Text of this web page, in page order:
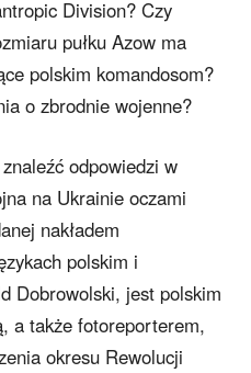
Division? Czy
pułku Azow ma
polskim komandosom?
o zbrodnie wojenne?
odpowiedzi w
na Ukrainie oczami
nakładem
polskim i
Dobrowolski, jest polskim
a także fotoreporterem,
okresu Rewolucji